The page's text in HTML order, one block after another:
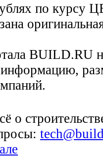
по курсу
BUILD.RU
информацию,
о